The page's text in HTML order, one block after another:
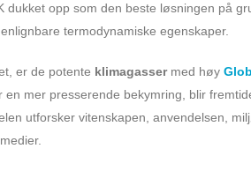
dukket opp som den beste løsningen på
termodynamiske egenskaper.
er de potente klimagassermed høy
en mer presserende bekymring, blir
utforsker vitenskapen, anvendelsen,